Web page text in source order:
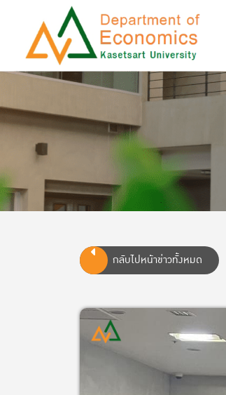
กลับไปหน้าข่าวทั้งหมด